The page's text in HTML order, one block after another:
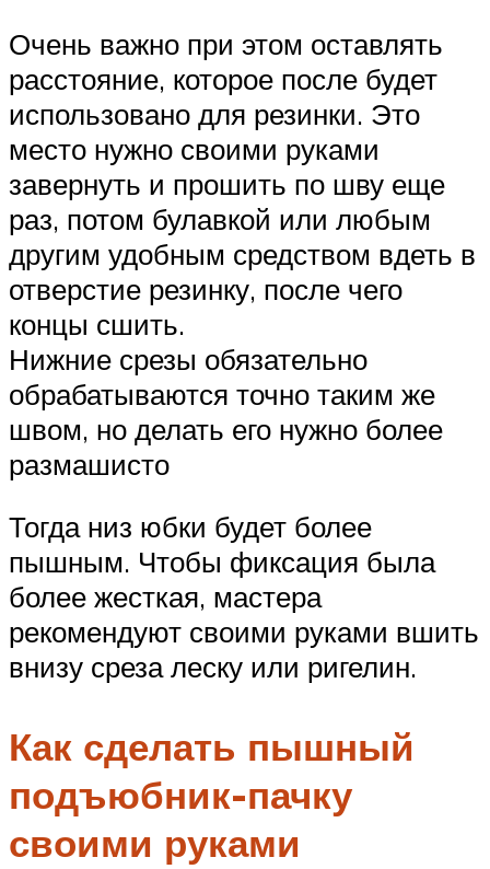
Очень важно при этом оставлять
расстояние, которое после будет
использовано для резинки. Это
место нужно своими руками
завернуть и прошить по шву еще
раз, потом булавкой или любым
другим удобным средством вдеть в
отверстие резинку, после чего
концы сшить.
Нижние срезы обязательно
обрабатываются точно таким же
швом, но делать его нужно более
размашисто
Тогда низ юбки будет более
пышным. Чтобы фиксация была
более жесткая, мастера
рекомендуют своими руками вшить
внизу среза леску или ригелин.
Как сделать пышный
подъюбник-пачку
своими руками